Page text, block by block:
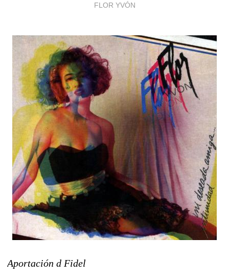
FLOR YVÓN
Aportación d Fidel